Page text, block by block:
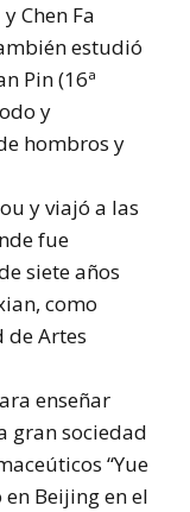
Chen Fa
estudió
Pin (16ª
y
hombros y
y viajó a las
fue
siete años
como
de Artes
enseñar
gran sociedad
“Yue
en Beijing en el